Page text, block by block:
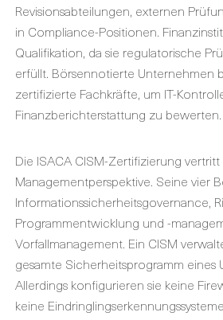
Revisionsabteilungen, externen
in Compliance-Positionen.
Qualifikation, da sie regulatorische
erfüllt. Börsennotierte Unternehmen
zertifizierte Fachkräfte, um IT-
Finanzberichterstattung zu bewerten.
Die ISACA CISM-Zertifizierung vertritt
Managementperspektive. Seine vier
Informationssicherheitsgovernance,
Programmentwicklung und -
Vorfallmanagement. Ein CISM
gesamte Sicherheitsprogramm eines
Allerdings konfigurieren sie keine
keine